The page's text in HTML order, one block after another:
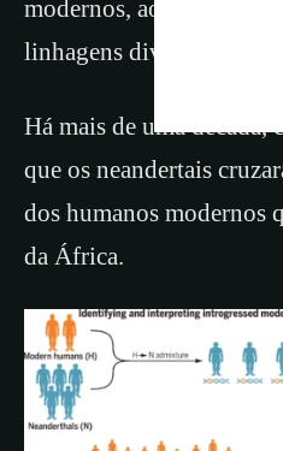
modernos, ao lado dos
linhagens divergindo há
Há mais de uma década,
que os neandertais
dos humanos modernos
da África.